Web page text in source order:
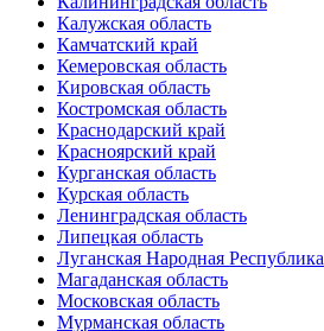
Калужская область
Камчатский край
Кемеровская область
Кировская область
Костромская область
Краснодарский край
Красноярский край
Курганская область
Курская область
Ленинградская область
Липецкая область
Луганская Народная Республика
Магаданская область
Московская область
Мурманская область